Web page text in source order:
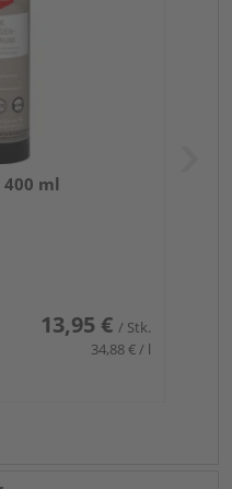
400 ml
13,95 € / Stk.
34,88 € / l